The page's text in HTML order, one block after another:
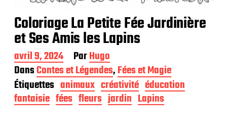
Coloriage La Petite Fée Jardinière
et Ses Amis les Lapins
D
a
t
e
d
e
avril 9, 2024 ParHugo
DansContes et Légendes,Fées et Magie
Étiquettes animaux créativité éducation
fantaisie fées fleurs jardin Lapins